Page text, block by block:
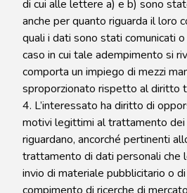
di cui alle lettere a) e b) sono
anche per quanto riguarda il loro
quali i dati sono stati comunicati
caso in cui tale adempimento si
comporta un impiego di mezzi
sproporzionato rispetto al diritto
4. L’interessato ha diritto di
motivi legittimi al trattamento dei
riguardano, ancorché pertinenti
trattamento di dati personali che
invio di materiale pubblicitario o